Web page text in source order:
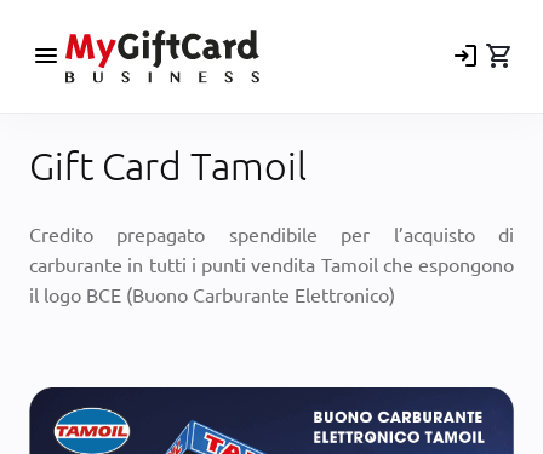
menu login shopping_cart
Gift Card Tamoil
Credito prepagato spendibile per l’acquisto di
carburante in tutti i punti vendita Tamoil che espongono
il logo BCE (Buono Carburante Elettronico)